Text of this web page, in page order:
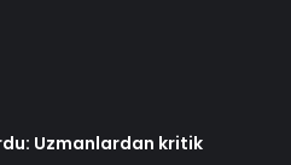
Uzmanlardan kritik